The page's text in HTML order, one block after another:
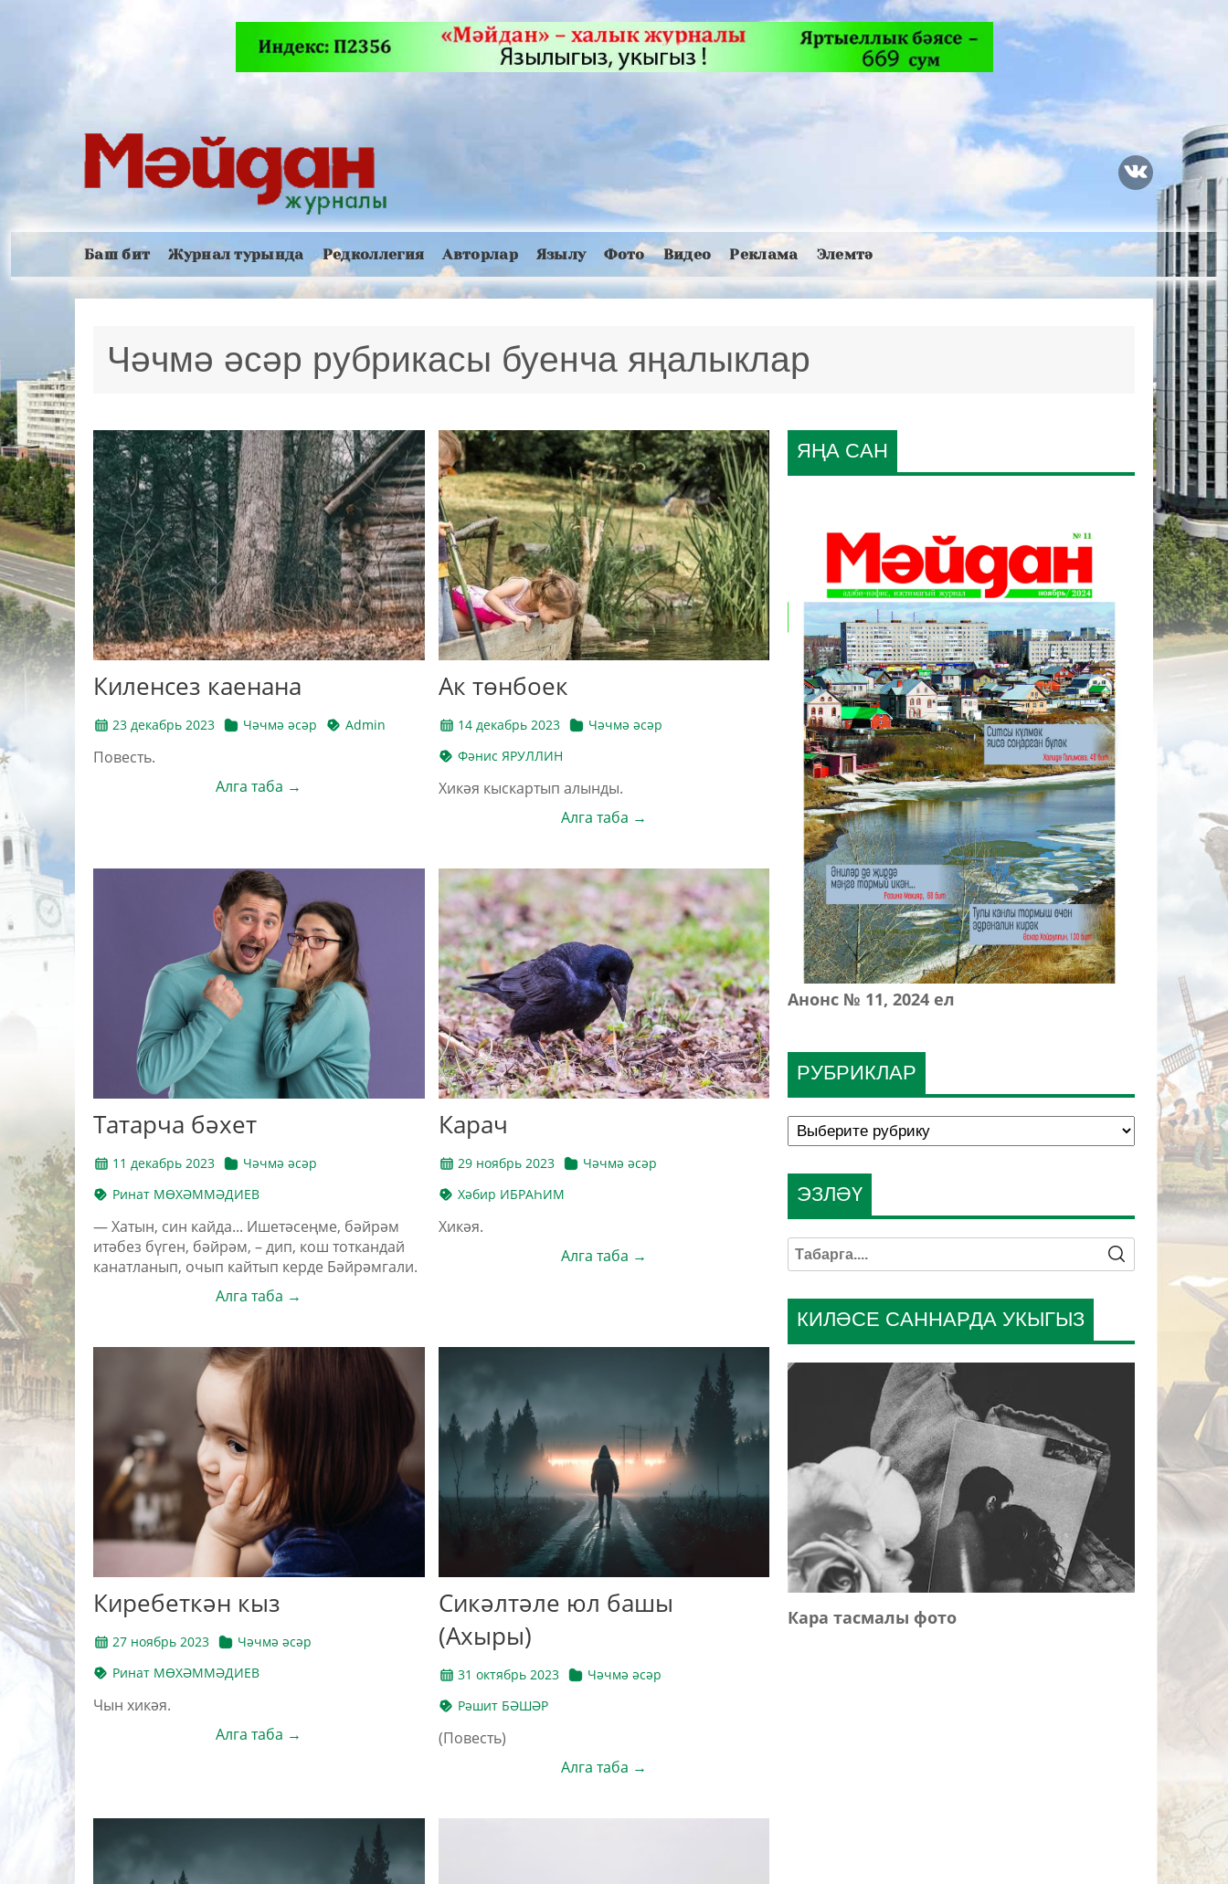
Баш бит Журнал турында Редколлегия Авторлар Язылу Фото Видео Реклама Элемтә
Чәчмә әсәр рубрикасы буенча яңалыклар
Киленсез каенана
23 декабрь 2023 Чәчмә әсәр Admin
Повесть.
Алга таба →
Ак төнбоек
14 декабрь 2023
Чәчмә әсәр
Фәнис ЯРУЛЛИН
Хикәя кыскартып алынды.
Алга таба →
Татарча бәхет
11 декабрь 2023
Чәчмә әсәр
Ринат МӨХӘММӘДИЕВ
— Хатын, син кайда... Ишетәсеңме, бәйрәм
итәбез бүген, бәйрәм, – дип, кош тоткандай
канатланып, очып кайтып керде Бәйрәмгали.
Алга таба →
Карач
29 ноябрь 2023
Чәчмә әсәр
Хәбир ИБРАҺИМ
Хикәя.
Алга таба →
Киребеткән кыз
27 ноябрь 2023
Чәчмә әсәр
Ринат МӨХӘММӘДИЕВ
Чын хикәя.
Алга таба →
Сикәлтәле юл башы
(Ахыры)
31 октябрь 2023
Чәчмә әсәр
Рәшит БӘШӘР
(Повесть)
Алга таба →
РУБРИКЛАР
ЯҢА САН
Анонс № 11, 2024 ел
КИЛӘСЕ САННАРДА УКЫГЫЗ
Кара тасмалы фото
ЭЗЛӘҮ